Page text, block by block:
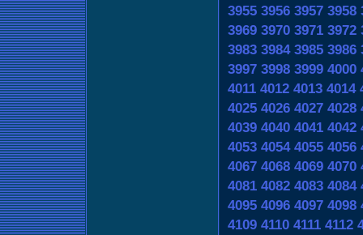
3955 3956 3957 3958
3969 3970 3971 3972
3983 3984 3985 3986
3997 3998 3999 4000
4011 4012 4013 4014
4025 4026 4027 4028
4039 4040 4041 4042
4053 4054 4055 4056
4067 4068 4069 4070
4081 4082 4083 4084
4095 4096 4097 4098
4109 4110 4111 4112